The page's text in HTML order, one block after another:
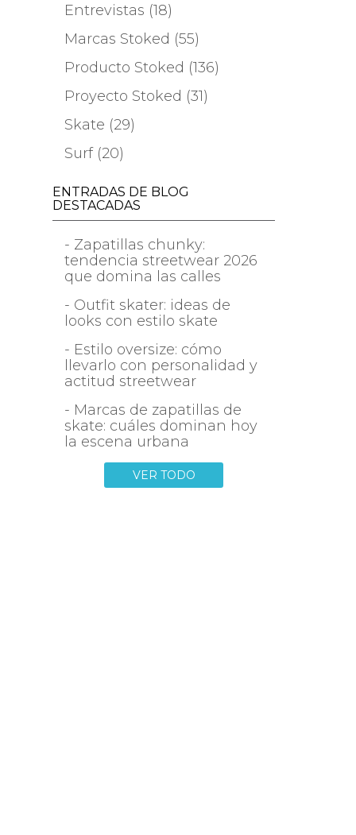
Entrevistas (18)
Marcas Stoked (55)
Producto Stoked (136)
Proyecto Stoked (31)
Skate (29)
Surf (20)
ENTRADAS DE BLOG
DESTACADAS
- Zapatillas chunky:
tendencia streetwear 2026
que domina las calles
- Outfit skater: ideas de
looks con estilo skate
- Estilo oversize: cómo
llevarlo con personalidad y
actitud streetwear
- Marcas de zapatillas de
skate: cuáles dominan hoy
la escena urbana
VER TODO